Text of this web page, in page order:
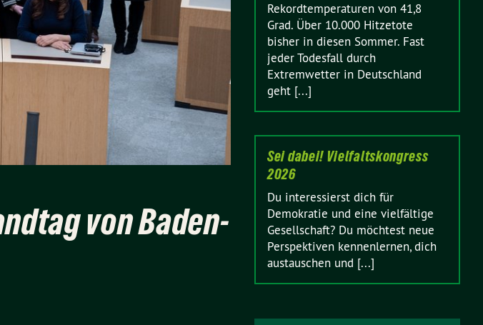
von Baden-
Rekordtemperaturen von 41,8
Grad. Über 10.000 Hitzetote
bisher in diesen Sommer. Fast
jeder Todesfall durch
Extremwetter in Deutschland
geht [...]
Sei dabei! Vielfaltskongress
2026
Du interessierst dich für
Demokratie und eine vielfältige
Gesellschaft? Du möchtest neue
Perspektiven kennenlernen, dich
austauschen und [...]